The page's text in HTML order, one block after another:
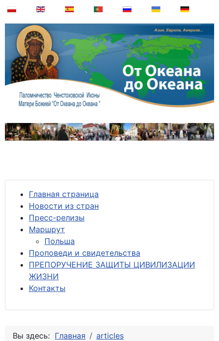
Главная страница
Новости из стран
Пресс-релизы
Маршрут
Польша
Проповеди и свидетельства
ПРЕПОРУЧЕНИЕ ЗАЩИТЫ ЦИВИЛИЗАЦИИ
ЖИЗНИ
Контакты
Вы здесь: Главная
articles